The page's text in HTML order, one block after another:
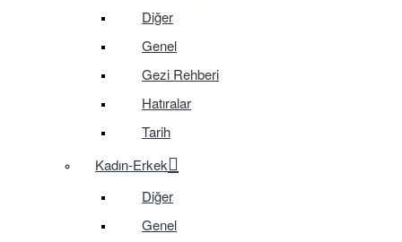
Diğer
Genel
Gezi Rehberi
Hatıralar
Tarih
Kadın-Erkek
Diğer
Genel